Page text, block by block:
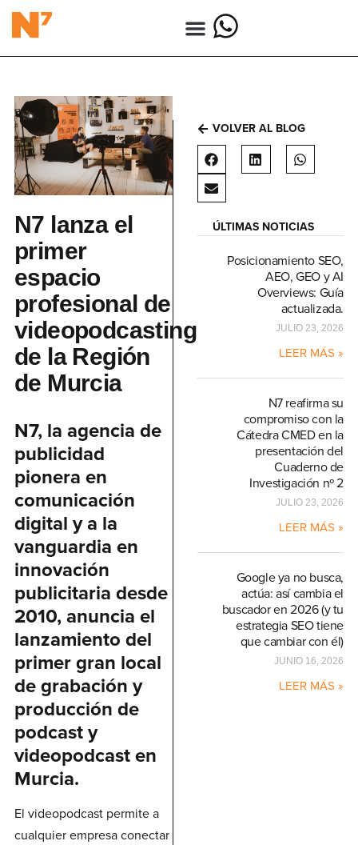
N7 lanza el
primer
espacio
profesional de
videopodcasting
de la Región
de Murcia
N7, la agencia de
publicidad
pionera en
comunicación
digital y a la
vanguardia en
innovación
publicitaria desde
2010, anuncia el
lanzamiento del
primer gran local
de grabación y
producción de
podcast y
videopodcast en
Murcia.
El videopodcast permite a
cualquier empresa conectar
VOLVER AL BLOG
ÚLTIMAS NOTICIAS
Posicionamiento SEO,
AEO, GEO y AI
Overviews: Guía
actualizada.
JULIO 23, 2026
LEER MÁS »
N7 reafirma su
compromiso con la
Cátedra CMED en la
presentación del
Cuaderno de
Investigación nº 2
JULIO 23, 2026
LEER MÁS »
Google ya no busca,
actúa: así cambia el
buscador en 2026 (y tu
estrategia SEO tiene
que cambiar con él)
JUNIO 16, 2026
LEER MÁS »